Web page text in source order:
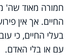
חמורה מאוד שה'
החיים. אך אין
בעלי החיים, כי
עם או בלי האדם.